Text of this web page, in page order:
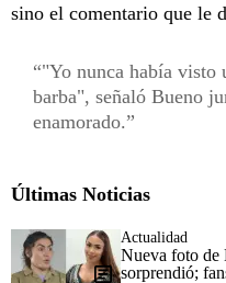
sino el comentario que le
"Yo nunca había visto
barba", señaló Bueno
enamorado.
Últimas Noticias
Actualidad
Nueva foto de
sorprendió;